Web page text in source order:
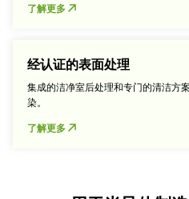
了解更多
经认证的表面处理
集成的洁净室后处理和专门的清洁方
染。
了解更多